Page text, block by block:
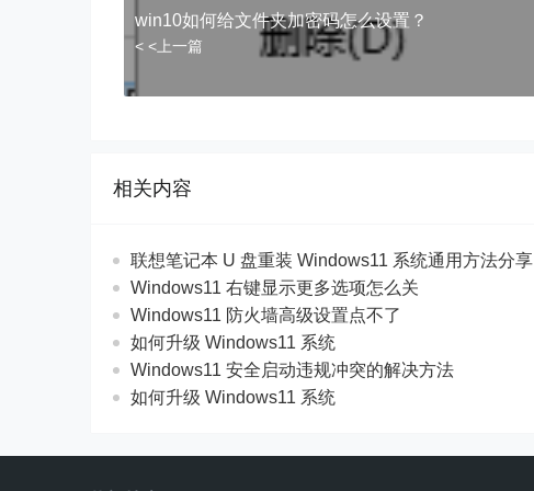
win10如何给文件夹加密码怎么设置？
< <上一篇
相关内容
联想笔记本 U 盘重装 Windows11 系统通用方法分享
Windows11 右键显示更多选项怎么关
Windows11 防火墙高级设置点不了
如何升级 Windows11 系统
Windows11 安全启动违规冲突的解决方法
如何升级 Windows11 系统